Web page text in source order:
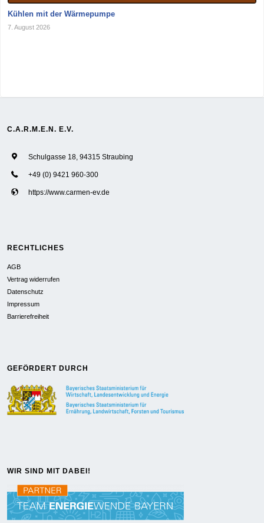
Kühlen mit der Wärmepumpe
7. August 2026
C.A.R.M.E.N. E.V.
Schulgasse 18, 94315 Straubing
+49 (0) 9421 960-300
https://www.carmen-ev.de
RECHTLICHES
AGB
Vertrag widerrufen
Datenschutz
Impressum
Barrierefreiheit
GEFÖRDERT DURCH
WIR SIND MIT DABEI!